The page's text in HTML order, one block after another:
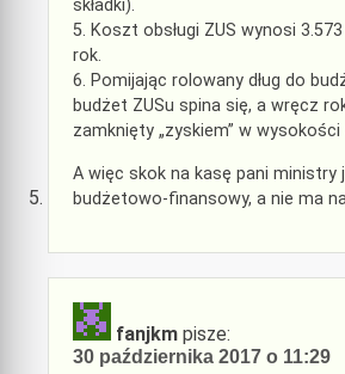
składki).
5. Koszt obsługi ZUS wynosi
rok.
6. Pomijając rolowany dług do
budżet ZUSu spina się, a wręcz
zamknięty „zyskiem” w wysokości
A więc skok na kasę pani
budżetowo-finansowy, a nie ma
fanjkm pisze:
30 października 2017 o 11:29